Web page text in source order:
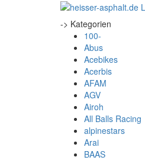
-> Kategorien
100-
Abus
Acebikes
Acerbis
AFAM
AGV
Airoh
All Balls Racing
alpinestars
Arai
BAAS